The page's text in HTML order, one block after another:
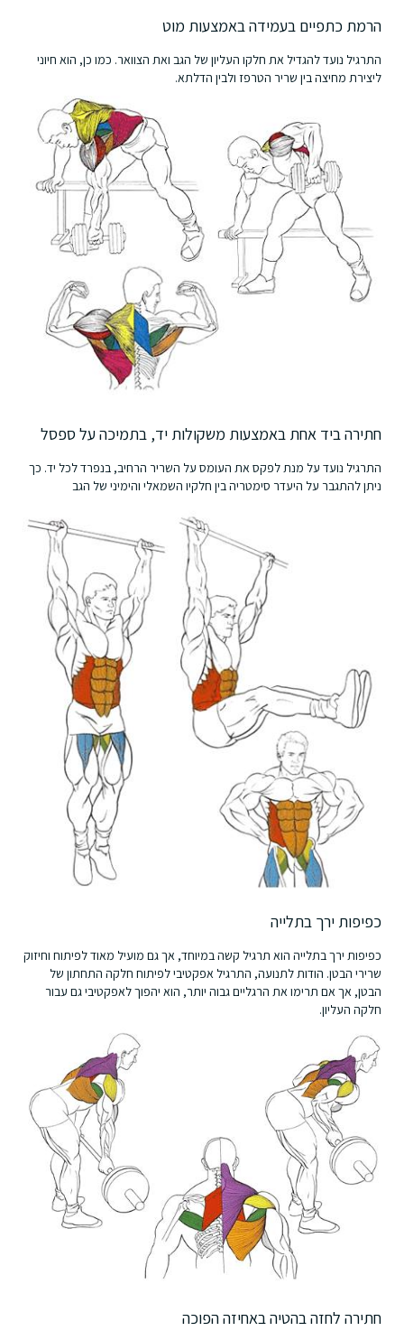
הרמת כתפיים בעמידה באמצעות מוט
התרגיל נועד להגדיל את חלקו העליון של הגב ואת הצוואר. כמו כן, הוא חיוני
ליצירת מחיצה בין שריר הטרפז ולבין הדלתא.
חתירה ביד אחת באמצעות משקולות יד, בתמיכה על ספסל
התרגיל נועד על מנת לפקס את העומס על השריר הרחיב, בנפרד לכל יד. כך
ניתן להתגבר על היעדר סימטריה בין חלקיו השמאלי והימיני של הגב
כפיפות ירך בתלייה
כפיפות ירך בתלייה הוא תרגיל קשה במיוחד, אך גם מועיל מאוד לפיתוח וחיזוק
שרירי הבטן. הודות לתנועה, התרגיל אפקטיבי לפיתוח חלקה התחתון של
הבטן, אך אם תרימו את הרגליים גבוה יותר, הוא יהפוך לאפקטיבי גם עבור
חלקה העליון.
חתירה לחזה בהטיה באחיזה הפוכה